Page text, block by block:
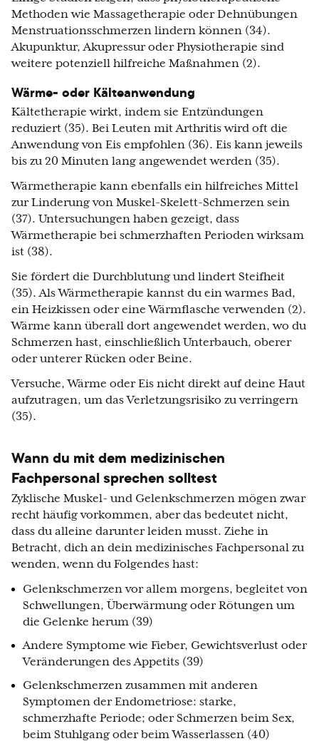
Methoden wie Massagetherapie oder Dehnübungen
Menstruationsschmerzen lindern können (34).
Akupunktur, Akupressur oder Physiotherapie sind
weitere potenziell hilfreiche Maßnahmen (2).
Wärme- oder Kälteanwendung
Kältetherapie wirkt, indem sie Entzündungen
reduziert (35). Bei Leuten mit Arthritis wird oft die
Anwendung von Eis empfohlen (36). Eis kann jeweils
bis zu 20 Minuten lang angewendet werden (35).
Wärmetherapie kann ebenfalls ein hilfreiches Mittel
zur Linderung von Muskel-Skelett-Schmerzen sein
(37). Untersuchungen haben gezeigt, dass
Wärmetherapie bei schmerzhaften Perioden wirksam
ist (38).
Sie fördert die Durchblutung und lindert Steifheit
(35). Als Wärmetherapie kannst du ein warmes Bad,
ein Heizkissen oder eine Wärmflasche verwenden (2).
Wärme kann überall dort angewendet werden, wo du
Schmerzen hast, einschließlich Unterbauch, oberer
oder unterer Rücken oder Beine.
Versuche, Wärme oder Eis nicht direkt auf deine Haut
aufzutragen, um das Verletzungsrisiko zu verringern
(35).
Wann du mit dem medizinischen
Fachpersonal sprechen solltest
Zyklische Muskel- und Gelenkschmerzen mögen zwar
recht häufig vorkommen, aber das bedeutet nicht,
dass du alleine darunter leiden musst. Ziehe in
Betracht, dich an dein medizinisches Fachpersonal zu
wenden, wenn du Folgendes hast:
Gelenkschmerzen vor allem morgens, begleitet von
Schwellungen, Überwärmung oder Rötungen um
die Gelenke herum (39)
Andere Symptome wie Fieber, Gewichtsverlust oder
Veränderungen des Appetits (39)
Gelenkschmerzen zusammen mit anderen
Symptomen der Endometriose: starke,
schmerzhafte Periode; oder Schmerzen beim Sex,
beim Stuhlgang oder beim Wasserlassen (40)